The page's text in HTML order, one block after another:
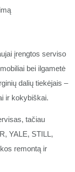
įrengtos serviso
bei ilgametė
dalių tiekėjais –
ir kokybiškai.
tačiau
YALE, STILL,
remontą ir